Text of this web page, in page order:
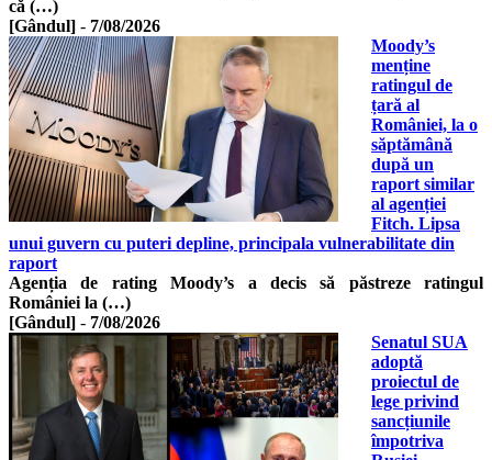
că (…)
[Gândul] - 7/08/2026
Moody’s
menține
ratingul de
țară al
României, la o
săptămână
după un
raport similar
al agenției
Fitch. Lipsa
unui guvern cu puteri depline, principala vulnerabilitate din
raport
Agenția de rating Moody’s a decis să păstreze ratingul
României la (…)
[Gândul] - 7/08/2026
Senatul SUA
adoptă
proiectul de
lege privind
sancțiunile
împotriva